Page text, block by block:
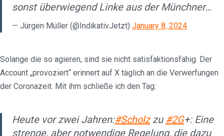
sonst überwiegend Linke aus der Münchner…
— Jürgen Müller (@IndikativJetzt) January 8, 2024
Solange die so agieren, sind sie nicht satisfaktionsfähig. Der
Account „provoziert“ erinnert auf X täglich an die Verwerfungen
der Coronazeit. Mit ihm schließe ich den Tag:
Heute vor zwei Jahren:#Scholzzu #2G+: Eine
strenge, aber notwendige Regelung, die dazu